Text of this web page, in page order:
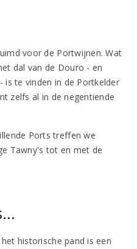
voor de Portwijnen. Wat
dal van de Douro - en
is te vinden in de Portkelder
zelfs al in de negentiende
Ports treffen we
Tawny's tot en met de
historische pand is een